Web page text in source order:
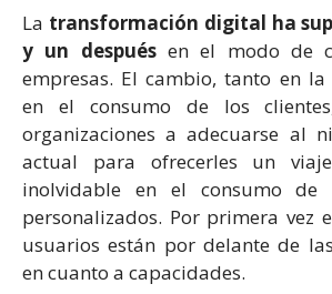
La transformación digital ha
y un despuésen el modo de
empresas. El cambio, tanto en
en el consumo de los
organizaciones a adecuarse al
actual para ofrecerles un
inolvidable en el consumo de
personalizados. Por primera vez
usuarios están por delante de
en cuanto a capacidades.